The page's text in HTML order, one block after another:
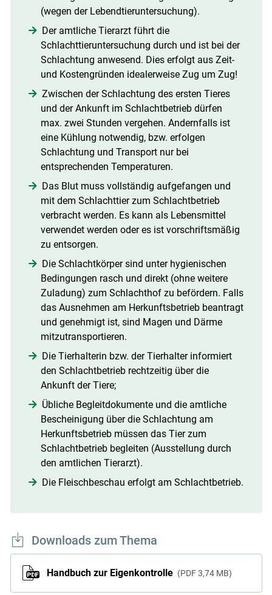
(wegen der Lebendtieruntersuchung).
Der amtliche Tierarzt führt die
Schlachttieruntersuchung durch und ist bei der
Schlachtung anwesend. Dies erfolgt aus Zeit-
und Kostengründen idealerweise Zug um Zug!
Zwischen der Schlachtung des ersten Tieres
und der Ankunft im Schlachtbetrieb dürfen
max. zwei Stunden vergehen. Andernfalls ist
eine Kühlung notwendig, bzw. erfolgen
Schlachtung und Transport nur bei
entsprechenden Temperaturen.
Das Blut muss vollständig aufgefangen und
mit dem Schlachttier zum Schlachtbetrieb
verbracht werden. Es kann als Lebensmittel
verwendet werden oder es ist vorschriftsmäßig
zu entsorgen.
Die Schlachtkörper sind unter hygienischen
Bedingungen rasch und direkt (ohne weitere
Zuladung) zum Schlachthof zu befördern. Falls
das Ausnehmen am Herkunftsbetrieb beantragt
und genehmigt ist, sind Magen und Därme
mitzutransportieren.
Die Tierhalterin bzw. der Tierhalter informiert
den Schlachtbetrieb rechtzeitig über die
Ankunft der Tiere;
Übliche Begleitdokumente und die amtliche
Bescheinigung über die Schlachtung am
Herkunftsbetrieb müssen das Tier zum
Schlachtbetrieb begleiten (Ausstellung durch
den amtlichen Tierarzt).
Die Fleischbeschau erfolgt am Schlachtbetrieb.
Downloads zum Thema
Handbuch zur Eigenkontrolle PDF 3,74 MB